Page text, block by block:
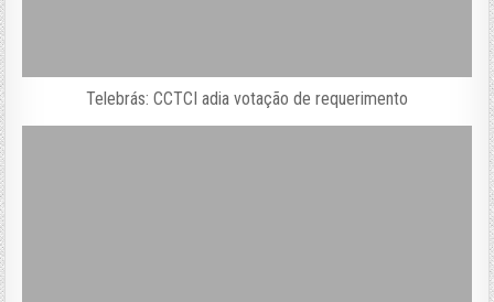
Telebrás: CCTCI adia votação de requerimento